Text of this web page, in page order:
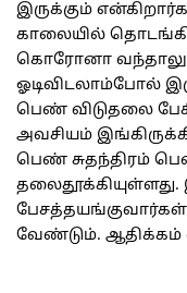
இருக்கும்
காலையில்
கொரோனா
ஓடிவிடலாம்போல்
பெண் விடுதலை
அவசியம்
பெண் சுதந்திரம்
தலைதூக்கியுள்ளது.
வேண்டும். ஆதிக்கம்